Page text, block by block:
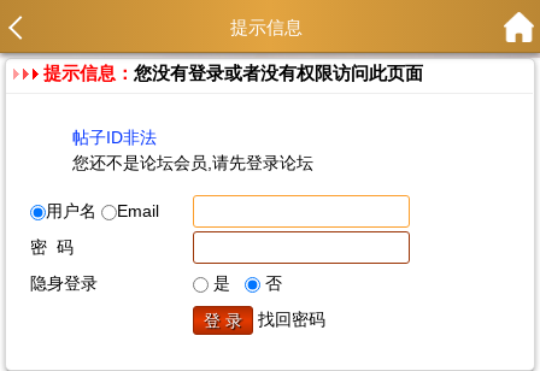
提示信息
提示信息：您没有登录或者没有权限访问此页面
帖子ID非法
您还不是论坛会员,请先登录论坛
用户名
Email
密 码
隐身登录
是
否
找回密码